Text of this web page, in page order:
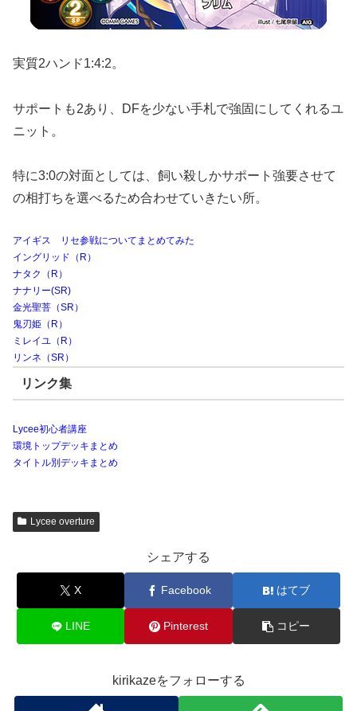
実質2ハンド1:4:2。
サポートも2あり、DFを少ない手札で強固にしてくれるユ
ニット。
特に3:0の対面としては、飼い殺しかサポート強要させて
の相打ちを選べるため合わせていきたい所。
アイギス リセ参戦についてまとめてみた
イングリッド（R）
ナタク（R）
ナナリー(SR)
金光聖菩（SR）
鬼刃姫（R）
ミレイユ（R）
リンネ（SR）
リンク集
Lycee初心者講座
環境トップデッキまとめ
タイトル別デッキまとめ
Lycee overture
シェアする
X Facebook はてブ
LINE Pinterest コピー
kirikazeをフォローする